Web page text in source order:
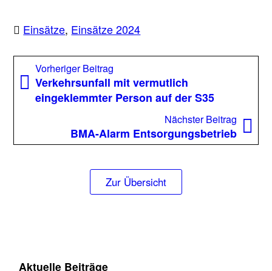
Einsätze, Einsätze 2024
Beitragsnavigation
Vorheriger Beitrag
Beitrag:
Verkehrsunfall mit vermutlich
eingeklemmter Person auf der S35
Nächster Beitrag
BMA-Alarm Entsorgungsbetrieb
Zur Übersicht
Aktuelle Beiträge